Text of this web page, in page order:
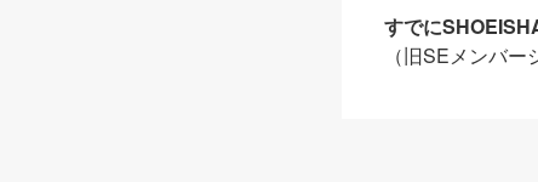
すでに
（旧SEメンバー